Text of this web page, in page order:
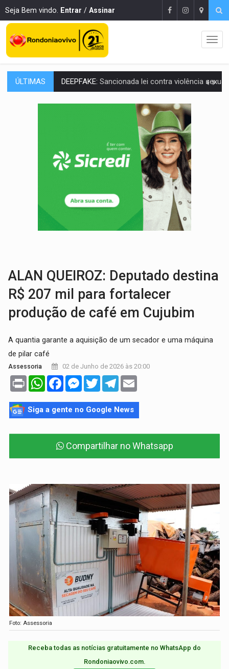
Seja Bem vindo. Entrar / Assinar
ÚLTIMAS COLEGIADO:Brasil e Rússia discutem energia nuclear, defesa e
URGENTE:Colisão entre caminhão e carro deixa quatro mortos e um em
Amazônia Negra ganha projeção nacional com participação de
Porto Velho tem chances de chuvas isoladas nesta
SINDICATOS UNIDOS: Assembleia Geral delibera greve da educação
Rondoniaovivo abre oficina de Comunicação com
AGOSTO LILÁS:MPRO lança de portal e promove reflexão sobre trajetória da
REGULARIZAÇÃO:Refis 2026 segue até o fim do ano para
ALAN QUEIROZ: Deputado destina
R$ 207 mil para fortalecer
produção de café em Cujubim
A quantia garante a aquisição de um secador e uma máquina
de pilar café
Assessoria 02 de Junho de 2026 às 20:00
Print WhatsAppFacebookMessenger
TwitterTelegram
Siga a gente no Google News
Compartilhar no Whatsapp
Foto: Assessoria
Receba todas as notícias gratuitamente no WhatsApp do
Rondoniaovivo.com.​